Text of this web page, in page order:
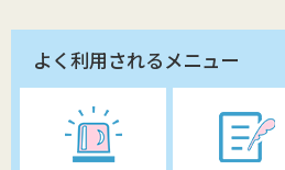
よく利用されるメニュー